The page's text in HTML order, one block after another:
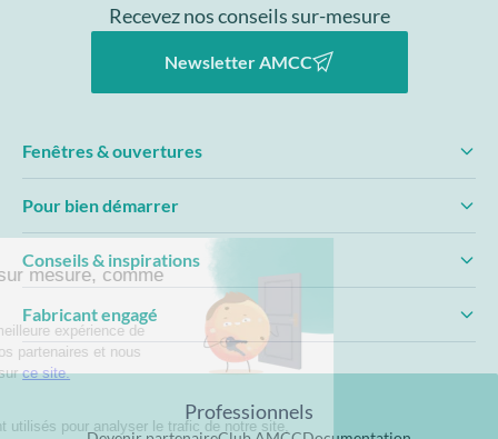
Recevez nos conseils sur-mesure
Newsletter AMCC
Fenêtres & ouvertures
Pour bien démarrer
Conseils & inspirations
Fabricant engagé
Professionnels